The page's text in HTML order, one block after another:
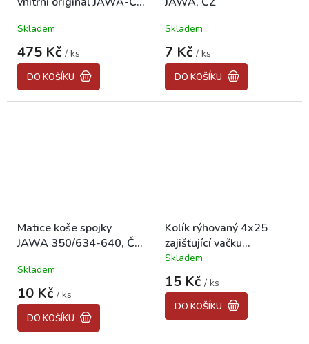
Skladem
475 Kč / ks
DO KOŠÍKU
Skladem
7 Kč / ks
DO KOŠÍKU
Matice koše spojky
JAWA 350/634-640, ČZ
Skladem
10 Kč / ks
DO KOŠÍKU
Kolík rýhovaný 4x25
zajišťující vačku
poloautomatu JAWA, ČZ
Průměrné
hodnocení
produktu
5,0
Skladem
15 Kč / ks
DO KOŠÍKU